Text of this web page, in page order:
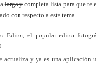
larga ycompleta lista para que te
con respecto a este tema.
Editor, el popular editor
.
actualiza y ya es una aplicación